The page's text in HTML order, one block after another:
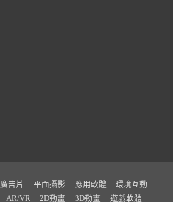
廣告片 平面攝影 應用軟體
環境互動
AR/VR 2D動畫 3D動畫 遊戲軟體